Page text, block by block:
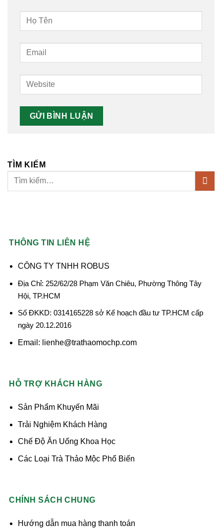
TÌM KIẾM
THÔNG TIN LIÊN HỆ
CÔNG TY TNHH ROBUS
Địa Chỉ: 252/62/28 Phạm Văn Chiêu, Phường Thông Tây
Hội, TP.HCM
Số ĐKKD: 0314165228 sở Kế hoạch đầu tư TP.HCM cấp
ngày 20.12.2016
Email: lienhe@trathaomochp.com
HỖ TRỢ KHÁCH HÀNG
Sản Phẩm Khuyến Mãi
Trải Nghiệm Khách Hàng
Chế Độ Ăn Uống Khoa Học
Các Loại Trà Thảo Mộc Phổ Biến
CHÍNH SÁCH CHUNG
Hướng dẫn mua hàng thanh toán